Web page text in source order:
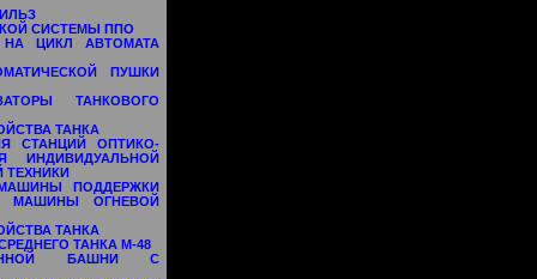
СИСТЕМЫ ППО
ЦИКЛ АВТОМАТА
ПУШКИ
ТАНКОВОГО
ТАНКА
СТАНЦИЙ ОПТИКО-
ИНДИВИДУАЛЬНОЙ
ТЕХНИКИ
ПОДДЕРЖКИ
МАШИНЫ ОГНЕВОЙ
ТАНКА
ТАНКА М-48
БАШНИ С